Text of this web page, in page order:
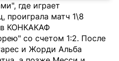
где играет
проиграла матч 1\8
КОНКАКАФ
со счетом 1:2. После
и Жорди Альба